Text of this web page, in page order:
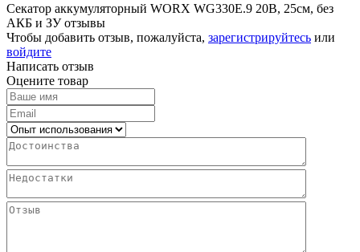
Секатор аккумуляторный WORX WG330E.9 20В, 25см, без
АКБ и ЗУ отзывы
Чтобы добавить отзыв, пожалуйста, зарегистрируйтесь или
войдите
Написать отзыв
Оцените товар